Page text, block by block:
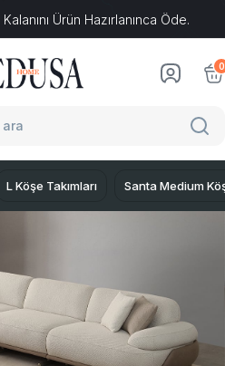
Kalanını Ürün Hazırlanınca Öde.
0
L Köşe Takımları Santa Medium
Sistemleriyle Hazırlanmıştır.